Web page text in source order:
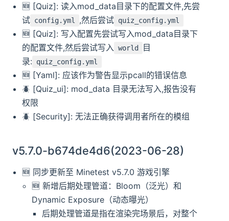
🆕️️ [Quiz]: 读入mod_data目录下的配置文件,先尝
试 config.yml ,然后尝试 quiz_config.yml
🆕️️ [Quiz]: 写入配置先尝试写入mod_data目录下
的配置文件,然后尝试写入
world
目
录: quiz_config.yml
🆕️️ [Yaml]: 应该作为警告显示pcall的错误信息
🪲 [Quiz_ui]: mod_data 目录无法写入,报告没有
权限
🪲 [Security]: 无法正确获得调用者所在的模组
v5.7.0-b674de4d6(2023-06-28)
️️🆕️️ 同步更新至 Minetest v5.7.0 游戏引擎
🆕️️ 新增后期处理管道：Bloom（泛光）和
Dynamic Exposure（动态曝光）
后期处理管道是指在渲染完场景后，对整个